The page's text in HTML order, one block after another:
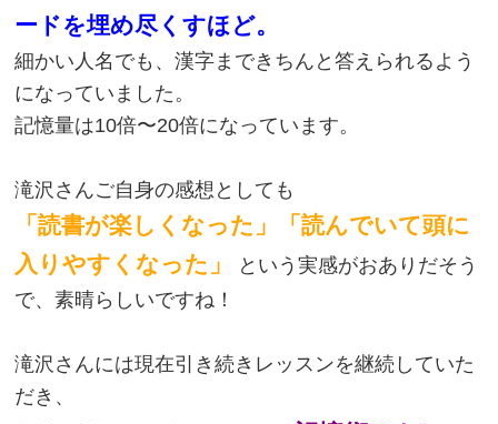
ードを埋め尽くすほど。
細かい人名でも、漢字まできちんと答えられるよう
になっていました。
記憶量は10倍〜20倍になっています。
滝沢さんご自身の感想としても
「読書が楽しくなった」「読んでいて頭に
入りやすくなった」
という実感がおありだそう
で、素晴らしいですね！
滝沢さんには現在引き続きレッスンを継続していた
だき、